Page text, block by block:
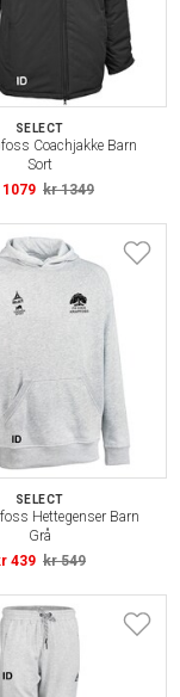
SELECT
Coachjakke Barn
Sort
1079 kr 1349
SELECT
Hettegenser Barn
Grå
439 kr 549